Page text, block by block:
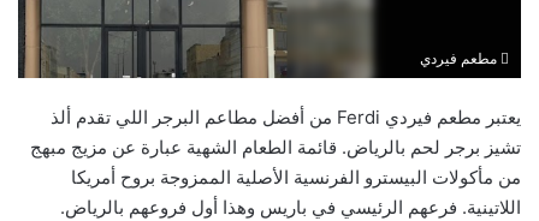
مطعم فيردي
يعتبر مطعم فيردي Ferdi من أفضل مطاعم البرجر اللي تقدم ألذ
تشيز برجر لحم بالرياض. قائمة الطعام الشهية عبارة عن مزيج مبهج
من مأكولات البيسترو الفرنسية الأصلية الممزوجة بروح أمريكا
اللاتينية. فرعهم الرئيسي في باريس وهذا أول فروعهم بالرياض.